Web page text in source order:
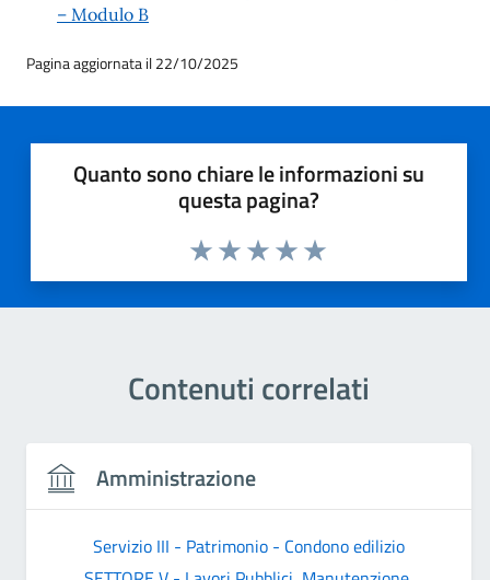
– Modulo B
Pagina aggiornata il 22/10/2025
Quanto sono chiare le informazioni su
questa pagina?
Valuta 5 stelle su 5
Valuta 4 stelle su 5
Valuta 3 stelle su 5
Valuta 2 stelle su 5
Valuta 1 stelle su 5
Contenuti correlati
Amministrazione
Servizio III - Patrimonio - Condono edilizio